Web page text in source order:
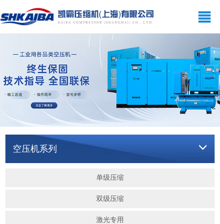
关于我们
空压机系列
产品展示
联系我们
空压机系列
单级压缩
双级压缩
激光专用